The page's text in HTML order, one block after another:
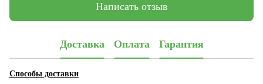
Написать отзыв
Доставка Оплата Гарантия
Способы доставки